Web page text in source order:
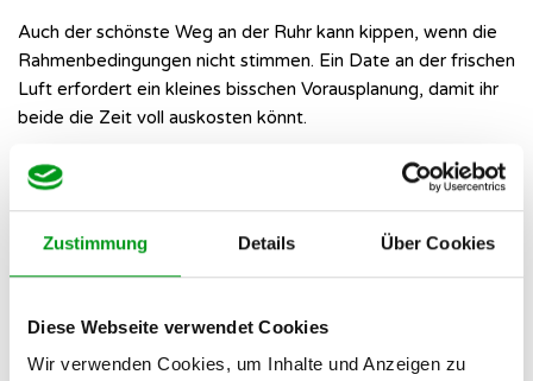
Zustimmung Details Über Cookies
Diese Webseite verwendet Cookies
Wir verwenden Cookies, um Inhalte und Anzeigen zu
Auch der schönste Weg an der Ruhr kann kippen, wenn die
Rahmenbedingungen nicht stimmen. Ein Date an der frischen
Luft erfordert ein kleines bisschen Vorausplanung, damit ihr
beide die Zeit voll auskosten könnt.
👟Wahl des richtigen Schuhwerks:
Tragt beide bequeme
Schuhe. Nichts ruiniert die gute Stimmung schneller als
schmerzende Blasen auf unebenen Parkwegen oder am
Ruhrgebiet kann launisch sein. Zieh dich in mehreren dünnen
Schichten an, damit du bei plötzlichem Sonnenschein oder